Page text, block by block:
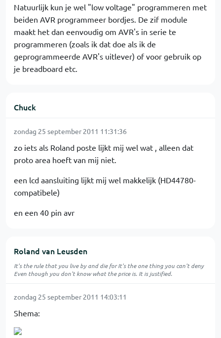
Natuurlijk kun je wel "low voltage" programmeren met
beiden AVR programmeer bordjes. De zif module
maakt het dan eenvoudig om AVR's in serie te
programmeren (zoals ik dat doe als ik de
geprogrammeerde AVR's uitlever) of voor gebruik op
je breadboard etc.
Chuck
zondag 25 september 2011 11:31:36
zo iets als Roland poste lijkt mij wel wat , alleen dat
proto area hoeft van mij niet.
een lcd aansluiting lijkt mij wel makkelijk (HD44780-
compatibele)
en een 40 pin avr
Roland van Leusden
It's the rule that you live by and die for It's the one thing you can't deny
Even though you don't know what the price is. It is justified.
zondag 25 september 2011 14:03:11
Shema: